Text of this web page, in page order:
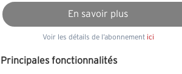
En savoir plus
Voir les détails de l’abonnement ici
Principales fonctionnalités